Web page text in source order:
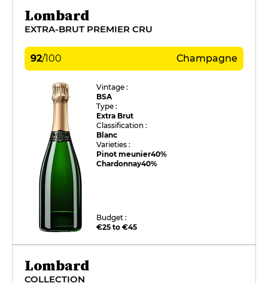
Lombard
EXTRA-BRUT PREMIER CRU
92/100 Champagne
Vintage :
BSA
Type :
Extra Brut
Classification :
Blanc
Varieties :
Pinot meunier40%
Chardonnay40%
Budget :
€25 to €45
Lombard
COLLECTION